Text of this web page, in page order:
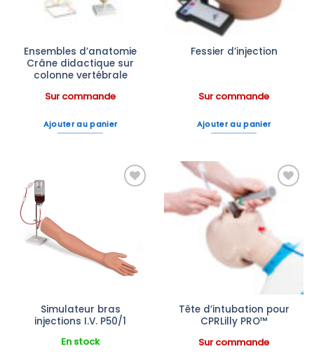
Ensembles d’anatomie
Crâne didactique sur
colonne vertébrale
Sur commande
Ajouter au panier
Fessier d’injection
Sur commande
Ajouter au panier
Simulateur bras
injections I.V. P50/1
En stock
Ajouter
à la liste
d’envies
Tête d’intubation pour
CPRLilly PRO™
Sur commande